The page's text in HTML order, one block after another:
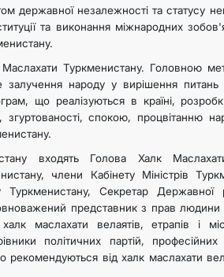
державної незалежності та статусу
та виконання міжнародних
Туркменистану. Головною
народу у вирішення питань
що реалізуються в країні,
спокою, процвітанню
входять Голова Халк
члени Кабінету Міністрів
Секретар Державної
представник з прав
маслахати велаятів, етрапів і
політичних партій,
від халк маслахати